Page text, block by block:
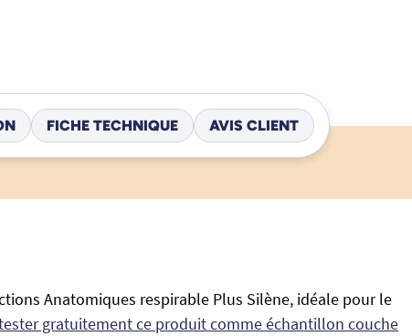
FICHE TECHNIQUE AVIS CLIENT
Anatomiques respirable Plus Silène, idéale pour le
gratuitement ce produit comme échantillon couche